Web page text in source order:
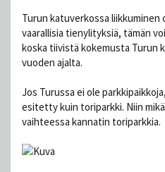
Turun katuverkossa liikkuminen
vaarallisia tienylityksiä, tämän
koska tiivistä kokemusta Turun
vuoden ajalta.
Jos Turussa ei ole
esitetty kuin toriparkki. Niin
vaihteessa kannatin toriparkkia.